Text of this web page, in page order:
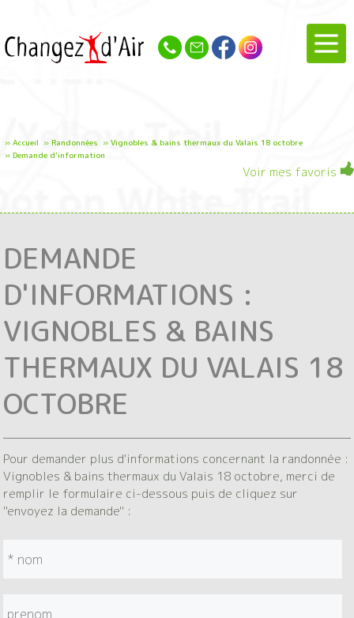
» Accueil » Randonnées » Vignobles & bains thermaux du Valais 18 octobre
» Demande d'information
Voir mes favoris
DEMANDE
D'INFORMATIONS :
VIGNOBLES & BAINS
THERMAUX DU VALAIS 18
OCTOBRE
Pour demander plus d'informations concernant la randonnée :
Vignobles & bains thermaux du Valais 18 octobre, merci de
remplir le formulaire ci-dessous puis de cliquez sur
"envoyez la demande" :